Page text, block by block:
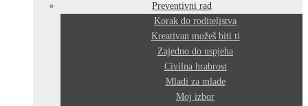
Preventivni rad
Korak do roditeljstva
Kreativan možeš biti ti
Zajedno do uspjeha
Civilna hrabrost
Mladi za mlade
Moj izbor